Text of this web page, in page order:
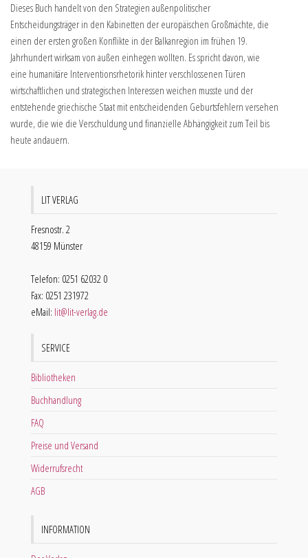
Dieses Buch handelt von den Strategien außenpolitischer
Entscheidungsträger in den Kabinetten der europäischen Großmächte, die
einen der ersten großen Konflikte in der Balkanregion im frühen 19.
Jahrhundert wirksam von außen einhegen wollten. Es spricht davon, wie
eine humanitäre Interventionsrhetorik hinter verschlossenen Türen
wirtschaftlichen und strategischen Interessen weichen musste und der
entstehende griechische Staat mit entscheidenden Geburtsfehlern versehen
wurde, die wie die Verschuldung und finanzielle Abhängigkeit zum Teil bis
heute andauern.
LIT VERLAG
Fresnostr. 2
48159 Münster
Telefon: 0251 62032 0
Fax: 0251 231972
eMail: lit@lit-verlag.de
SERVICE
Bibliotheken
Buchhandlung
FAQ
Preise und Versand
Widerrufsrecht
AGB
INFORMATION